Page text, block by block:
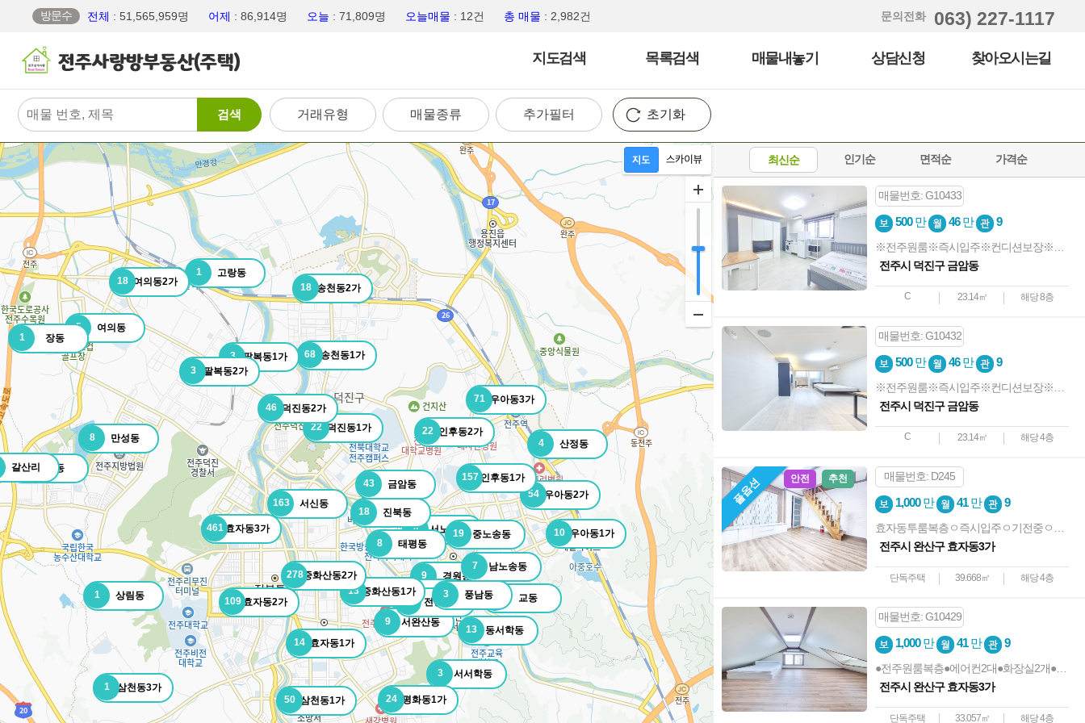
방문수 전체 : 51,565,959명 어제 : 86,914명 오늘 : 71,809명 오늘매물 : 12건 총 매물 : 2,982건 문의전화 063) 227-1117
지도검색 목록검색 매물내놓기 상담신청 찾아오시는길
검색 거래유형 매물종류 추가필터 초기화
1 고랑동
43 금암동
22 덕진동1가
46 덕진동2가
8 만성동 4 산정동
68 송천동1가
18 송천동2가
5 여의동
18 여의동2가
10 우아동1가
54 우아동2가
71 우아동3가
157 인후동1가
22 인후동2가
1 장동
9
경원동
2
교동
7 남노송동
20 다가동
13 동서학동
50 삼천동1가
1 삼천동3가
1 상림동
4 서노송동
3 서서학동
163 서신동
9 서완산동
전동3가
1 중동
18 진북동
3
팔복동1가
3
팔복동2가
19 중노송동
13 중화산동1가
278중화산동2가
8 태평동
24 평화동1가
3 풍남동
14 효자동1가
109 효자동2가
461 효자동3가
갈산리
최신순 인기순 면적순 가격순
매물번호: G10433
500만 46만 9
전주시 덕진구 금암동
C 23.14㎡ 해당 8층
매물번호: G10432
500만 46만 9
전주시 덕진구 금암동
C 23.14㎡ 해당 4층
풀옵션 안전 추천 매물번호: D245
1,000만 41만 9
전주시 완산구 효자동3가
단독주택 39.668㎡ 해당 4층
매물번호: G10429
1,000만 41만 9
전주시 완산구 효자동3가
단독주택 33.057㎡ 해당 4층